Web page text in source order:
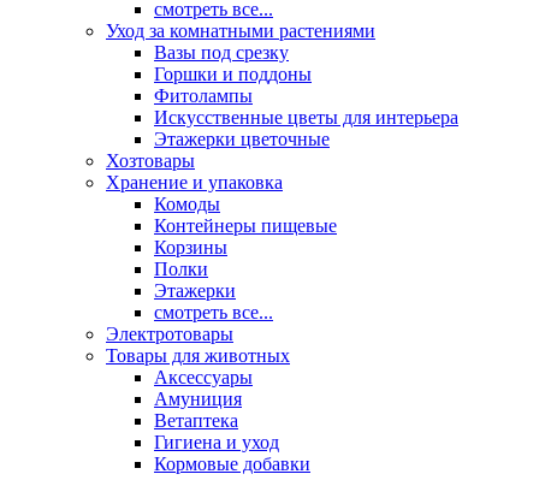
смотреть все...
Уход за комнатными растениями
Вазы под срезку
Горшки и поддоны
Фитолампы
Искусственные цветы для интерьера
Этажерки цветочные
Хозтовары
Хранение и упаковка
Комоды
Контейнеры пищевые
Корзины
Полки
Этажерки
смотреть все...
Электротовары
Товары для животных
Аксессуары
Амуниция
Ветаптека
Гигиена и уход
Кормовые добавки